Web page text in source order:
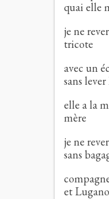
quai elle
je ne
tricote
avec un
sans
elle a la
mère
je ne
sans
et Lugano